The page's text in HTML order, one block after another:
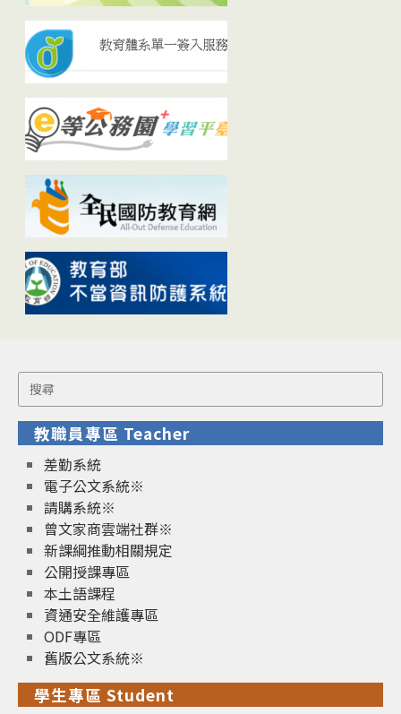
Search
for:
教職員專區 Teacher
差勤系統
電子公文系統※
請購系統※
曾文家商雲端社群※
新課綱推動相關規定
公開授課專區
本土語課程
資通安全維護專區
ODF專區
舊版公文系統※
學生專區 Student